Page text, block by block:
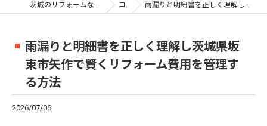
茨城のリフォームならリフォメックスナカヤマ有限会社 コラム 雨漏りと明細書を正しく理解し茨城県坂東市矢作で賢くリフォーム費用を管理する方法
雨漏りと明細書を正しく理解し茨城県坂
東市矢作で賢くリフォーム費用を管理す
る方法
2026/07/06